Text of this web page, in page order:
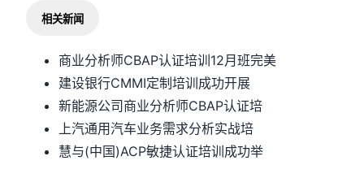
相关新闻
商业分析师CBAP认证培训12月班完美
建设银行CMMI定制培训成功开展
新能源公司商业分析师CBAP认证培
上汽通用汽车业务需求分析实战培
慧与(中国)ACP敏捷认证培训成功举